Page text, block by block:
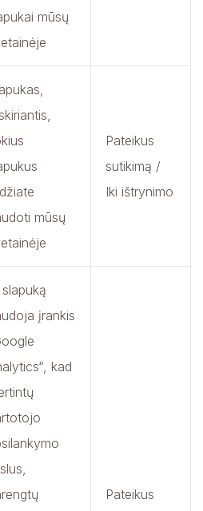
mūsų
mūsų
Pateikus
sutikimą /
Iki ištrynimo
įrankis
kad
Pateikus